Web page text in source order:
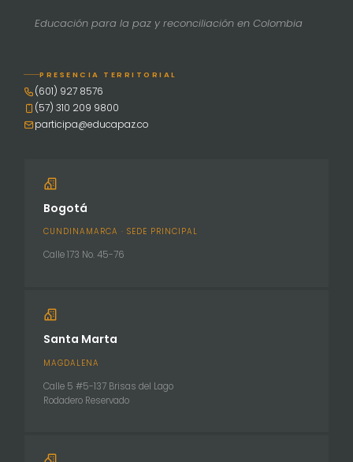
Educación para la paz y reconciliación en Colombia
PRESENCIA TERRITORIAL
(601) 927 8576
(57) 310 209 9800
participa@educapaz.co
Bogotá
CUNDINAMARCA · SEDE PRINCIPAL
Calle 173 No. 45-76
Santa Marta
MAGDALENA
Calle 5 #5-137 Brisas del Lago
Rodadero Reservado